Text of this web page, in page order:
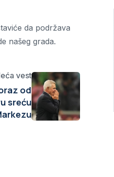
da podržava
našeg grada.
vest
od
sreću